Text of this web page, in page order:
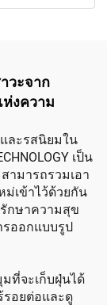
วะจาก
ห่งความ
ละรสนิยมใน
เป็น
ามารถรวมเอา
ม่เข้าไว้ด้วยกัน
กษาความสุข
รออกแบบรูป
ที่จะเก็บฝุ่นได้
รอยต่อและดู